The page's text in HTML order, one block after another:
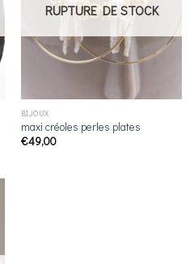
RUPTURE DE STOCK
BIJOUX
maxi créoles perles plates
€49,00